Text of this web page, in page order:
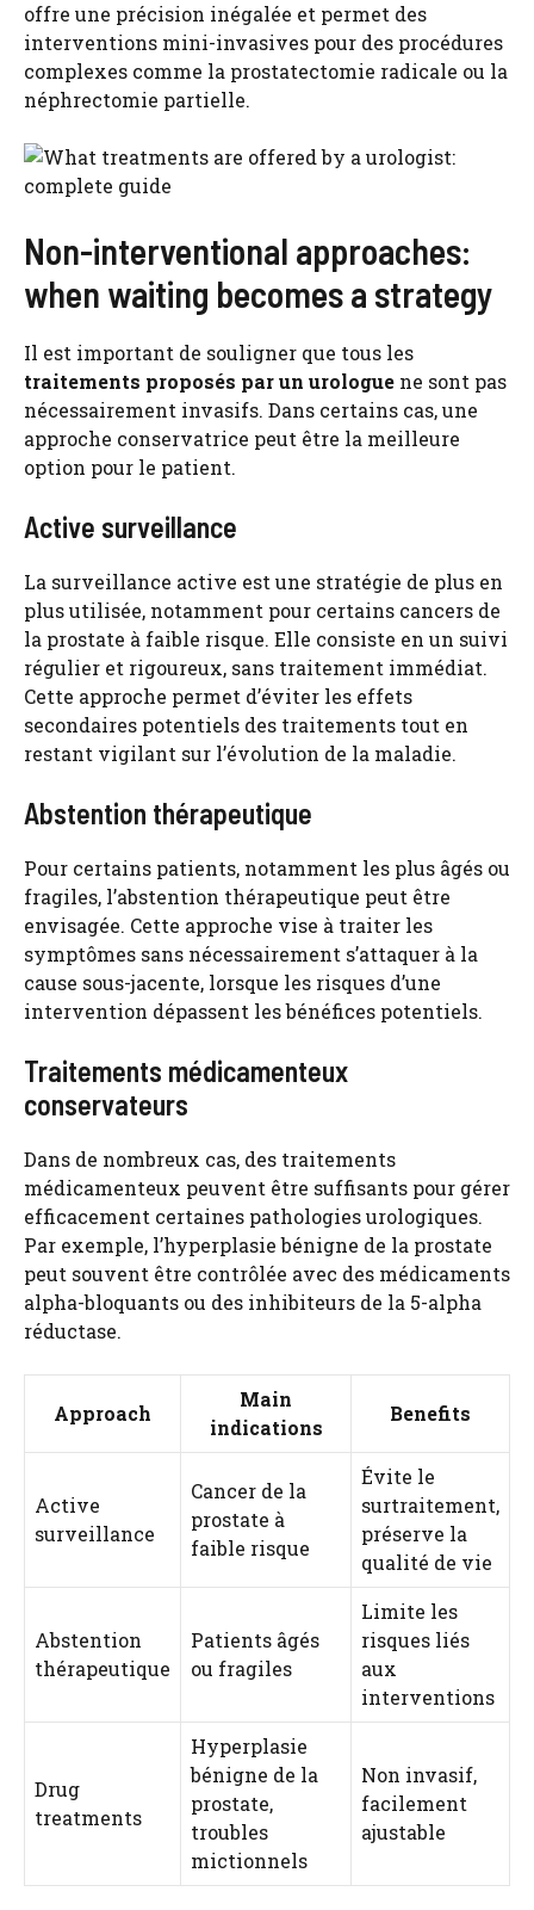
offre une précision inégalée et permet des
interventions mini-invasives pour des procédures
complexes comme la prostatectomie radicale ou la
néphrectomie partielle.
Non-interventional approaches:
when waiting becomes a strategy
Il est important de souligner que tous les
traitements proposés par un urologue ne sont pas
nécessairement invasifs. Dans certains cas, une
approche conservatrice peut être la meilleure
option pour le patient.
Active surveillance
La surveillance active est une stratégie de plus en
plus utilisée, notamment pour certains cancers de
la prostate à faible risque. Elle consiste en un suivi
régulier et rigoureux, sans traitement immédiat.
Cette approche permet d’éviter les effets
secondaires potentiels des traitements tout en
restant vigilant sur l’évolution de la maladie.
Abstention thérapeutique
Pour certains patients, notamment les plus âgés ou
fragiles, l’abstention thérapeutique peut être
envisagée. Cette approche vise à traiter les
symptômes sans nécessairement s’attaquer à la
cause sous-jacente, lorsque les risques d’une
intervention dépassent les bénéfices potentiels.
Traitements médicamenteux
conservateurs
Dans de nombreux cas, des traitements
médicamenteux peuvent être suffisants pour gérer
efficacement certaines pathologies urologiques.
Par exemple, l’hyperplasie bénigne de la prostate
peut souvent être contrôlée avec des médicaments
alpha-bloquants ou des inhibiteurs de la 5-alpha
réductase.
Approach
Main
indications
Benefits
Active
surveillance
Cancer de la
prostate à
faible risque
Évite le
surtraitement,
préserve la
qualité de vie
Abstention
thérapeutique
Patients âgés
ou fragiles
Limite les
risques liés
aux
interventions
Drug
treatments
Hyperplasie
bénigne de la
prostate,
troubles
mictionnels
Non invasif,
facilement
ajustable